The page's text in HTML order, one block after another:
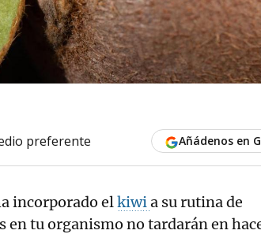
preferente Añádenos en
incorporado elkiwia su rutina de
en tu organismo no tardarán en